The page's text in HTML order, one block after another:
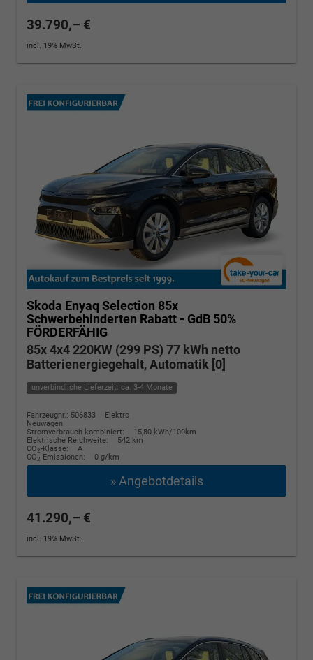
39.790,– €
incl. 19% MwSt.
Skoda Enyaq Selection 85x
Schwerbehinderten Rabatt - GdB 50%
FÖRDERFÄHIG
85x 4x4 220KW (299 PS) 77 kWh netto
Batterienergiegehalt, Automatik [0]
unverbindliche Lieferzeit: ca. 3-4 Monate
Fahrzeugnr.: 506833
Elektro
Neuwagen
Stromverbrauch kombiniert:
15,80 kWh/100km
Elektrische Reichweite:
542 km
CO2-Klasse:
A
CO2-Emissionen: 0 g/km
» Angebotdetails
41.290,– €
incl. 19% MwSt.